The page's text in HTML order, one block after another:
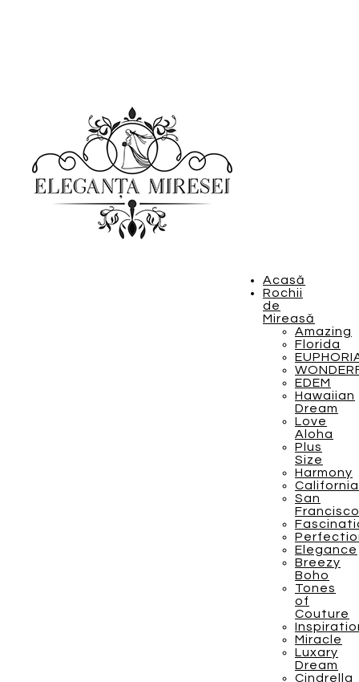
Acasă
Rochii
de
Mireasă
Amazing
Florida
EDEM
Hawaiian
Dream
Love
Aloha
Plus
Size
Harmony
California
San
Francisco
Elegance
Breezy
Boho
Tones
of
Couture
Miracle
Luxary
Dream
Cindrella